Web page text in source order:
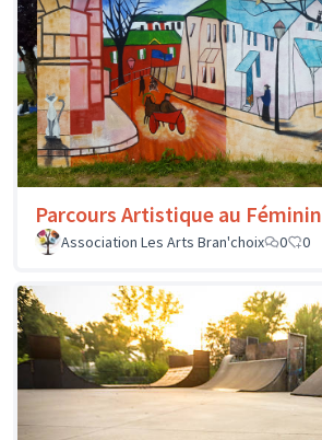
Parcours Artistique au Féminin
Association Les Arts Bran'choix
0 0